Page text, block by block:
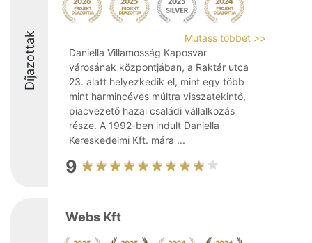
Díjazottak
Mutass többet >>
Daniella Villamosság Kaposvár
városának központjában, a Raktár utca
23. alatt helyezkedik el, mint egy több
mint harmincéves múltra visszatekintő,
piacvezető hazai családi vállalkozás
része. A 1992-ben indult Daniella
Kereskedelmi Kft. mára ...
9
Webs Kft